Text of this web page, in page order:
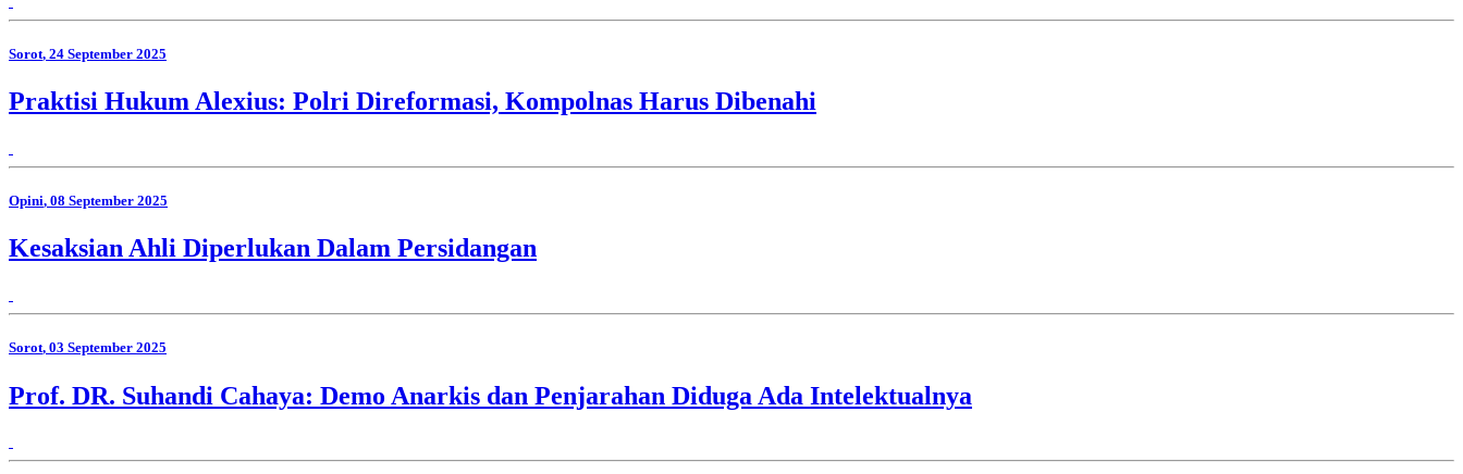
Sorot, 24 September 2025
Praktisi Hukum Alexius: Polri Direformasi, Kompolnas Harus Dibenahi
Opini, 08 September 2025
Kesaksian Ahli Diperlukan Dalam Persidangan
Sorot, 03 September 2025
Prof. DR. Suhandi Cahaya: Demo Anarkis dan Penjarahan Diduga Ada Intelektualnya